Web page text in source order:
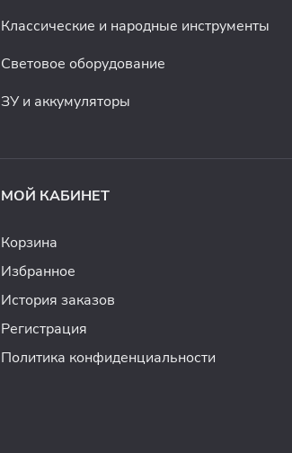
Классические и народные инструменты
Световое оборудование
ЗУ и аккумуляторы
МОЙ КАБИНЕТ
Корзина
Избранное
История заказов
Регистрация
Политика конфиденциальности